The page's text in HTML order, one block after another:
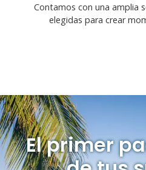
Contamos con una amplia
elegidas para crear
El primer